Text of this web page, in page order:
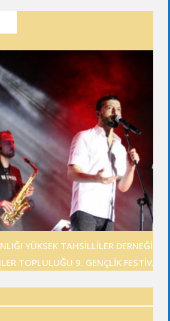
YÜKSEK TAHSİLLİLER DERNEĞİ
TOPLULUĞU 9. GENÇLİK FESTİVALİ